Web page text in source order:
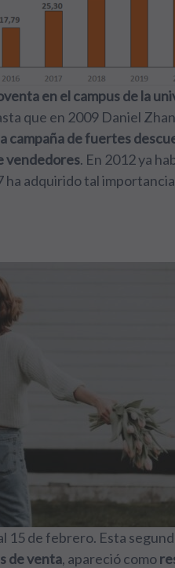
en el campus de la
que en 2009 Daniel
campaña de fuertes
vendedores. En 2012 ya
ha adquirido tal
15 de febrero. Esta
de venta, apareció como